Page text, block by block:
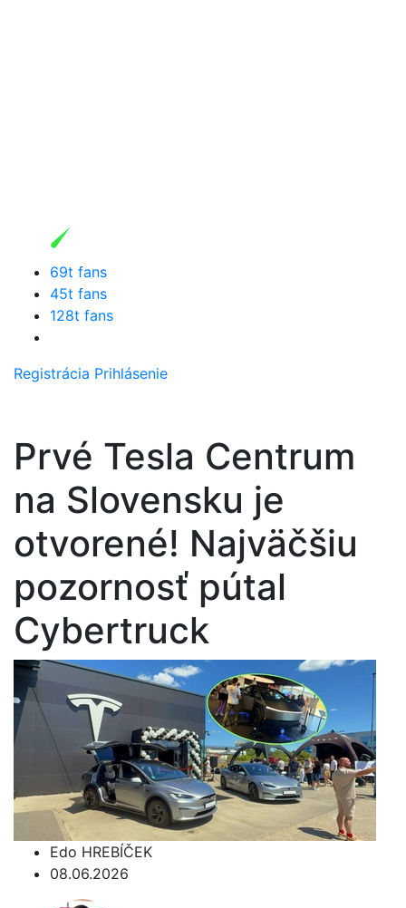
69t fans
45t fans
128t fans
Registrácia Prihlásenie
Prvé Tesla Centrum
na Slovensku je
otvorené! Najväčšiu
pozornosť pútal
Cybertruck
Edo HREBÍČEK
08.06.2026